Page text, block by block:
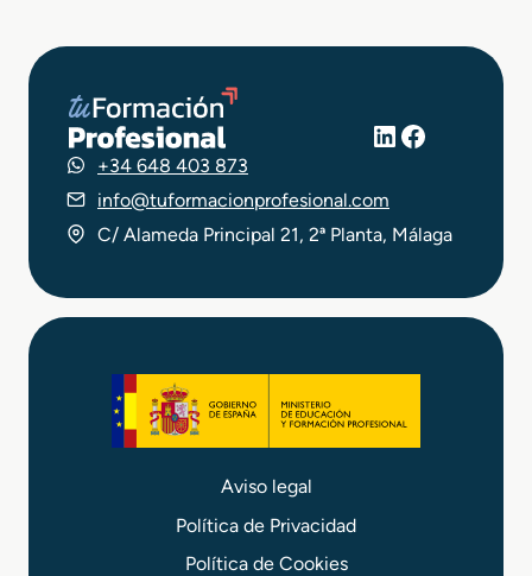
LinkedIn
Facebook
+34 648 403 873
info@tuformacionprofesional.com
C/ Alameda Principal 21, 2ª Planta, Málaga
Aviso legal
Política de Privacidad
Política de Cookies